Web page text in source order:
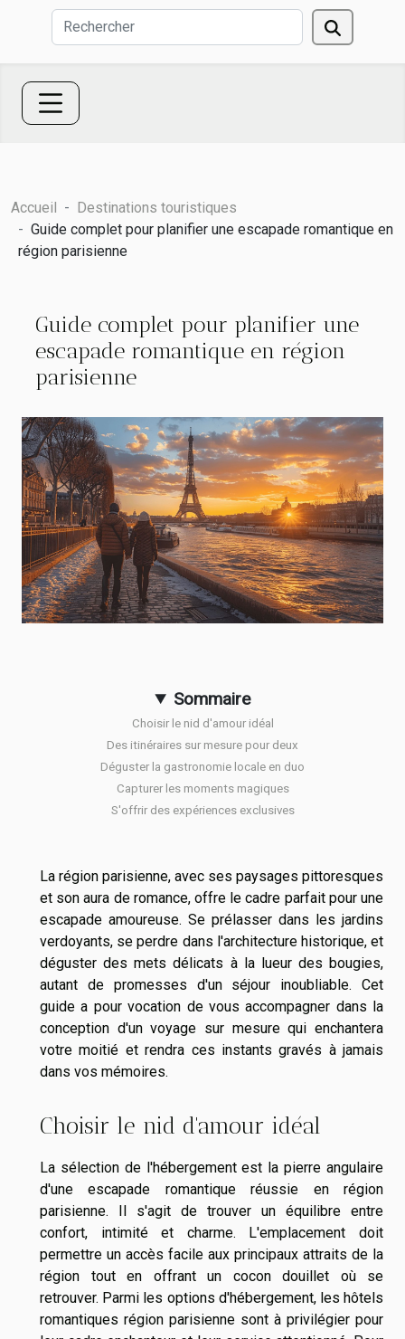
Accueil
Destinations touristiques
Guide complet pour planifier une escapade romantique en
région parisienne
Guide complet pour planifier une
escapade romantique en région
parisienne
Sommaire
Choisir le nid d'amour idéal
Des itinéraires sur mesure pour deux
Déguster la gastronomie locale en duo
Capturer les moments magiques
S'offrir des expériences exclusives
La région parisienne, avec ses paysages pittoresques
et son aura de romance, offre le cadre parfait pour une
escapade amoureuse. Se prélasser dans les jardins
verdoyants, se perdre dans l'architecture historique, et
déguster des mets délicats à la lueur des bougies,
autant de promesses d'un séjour inoubliable. Cet
guide a pour vocation de vous accompagner dans la
conception d'un voyage sur mesure qui enchantera
votre moitié et rendra ces instants gravés à jamais
dans vos mémoires.
Choisir le nid d'amour idéal
La sélection de l'hébergement est la pierre angulaire
d'une escapade romantique réussie en région
parisienne. Il s'agit de trouver un équilibre entre
confort, intimité et charme. L'emplacement doit
permettre un accès facile aux principaux attraits de la
région tout en offrant un cocon douillet où se
retrouver. Parmi les options d'hébergement, les hôtels
romantiques région parisienne sont à privilégier pour